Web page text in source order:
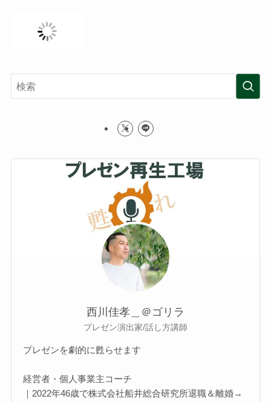
西川佳孝＿＠ゴリラ
プレゼン演出家/話し方講師
プレゼンを劇的に甦らせます
経営者・個人事業主コーチ
｜2022年46歳で株式会社船井総合研究所退職＆離婚→